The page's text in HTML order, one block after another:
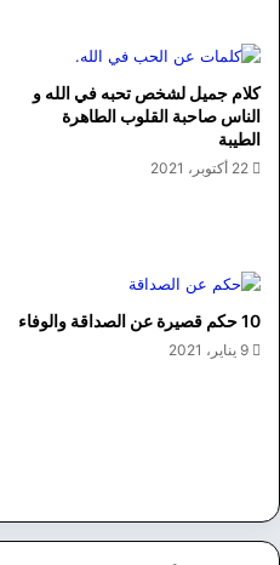
كلام جميل لشخص تحبه في الله و
الناس صاحبة القلوب الطاهرة
الطيبة
22 أكتوبر، 2021
10 حكم قصيرة عن الصداقة والوفاء
9 يناير، 2021